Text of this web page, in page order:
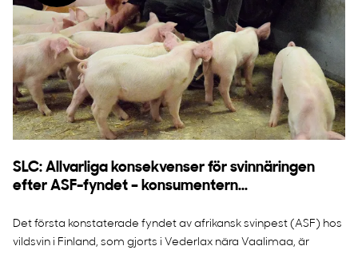
SLC: Allvarliga konsekvenser för svinnäringen
efter ASF-fyndet – konsumentern...
Det första konstaterade fyndet av afrikansk svinpest (ASF) hos
vildsvin i Finland, som gjorts i Vederlax nära Vaalimaa, är